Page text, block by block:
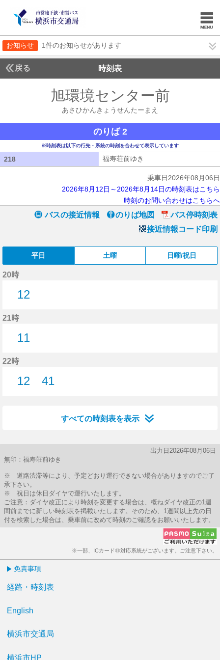
お知らせ 1件のお知らせがあります
戻る 時刻表
旭環境センター前
あさひかんきょうせんたーまえ
のりば 2
※時刻表は以下の行先・系統の時刻を合わせて表示しています
218 福寿荘前ゆき
乗車日2026年08月06日
2026年8月12日～2026年8月14日の時刻表はこちら
時刻のお問い合わせはこちらへ
バスの接近情報 のりば地図
バス停時刻表
接近情報コード印刷
平日 土曜 日曜/祝日
20時
12
21時
11
22時
12
41
すべての時刻表を表示
出力日2026年08月06日
無印：福寿荘前ゆき
※ 道路渋滞等により、予定どおり運行できない場合がありますのでご了
承下さい。
※ 祝日は休日ダイヤで運行いたします。
ご注意：ダイヤ改正により時刻を変更する場合は、概ねダイヤ改正の1週
間前までに新しい時刻表を掲載いたします。そのため、1週間以上先の日
付を検索した場合は、乗車前に改めて時刻のご確認をお願いいたします。
※一部、ICカード非対応系統がございます。ご注意下さい。
免責事項
経路・時刻表
English
横浜市交通局
横浜市HP